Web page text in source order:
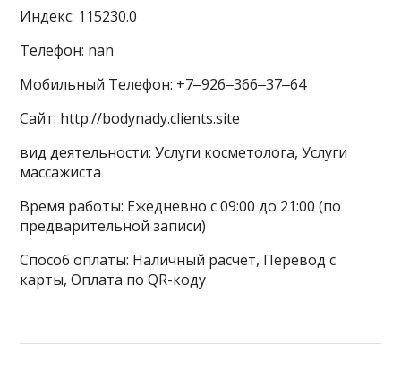
Индекс: 115230.0
Телефон: nan
Мобильный Телефон: +7‒926‒366‒37‒64
Сайт: http://bodynady.clients.site
вид деятельности: Услуги косметолога, Услуги
массажиста
Время работы: Ежедневно с 09:00 до 21:00 (по
предварительной записи)
Способ оплаты: Наличный расчёт, Перевод с
карты, Оплата по QR-коду